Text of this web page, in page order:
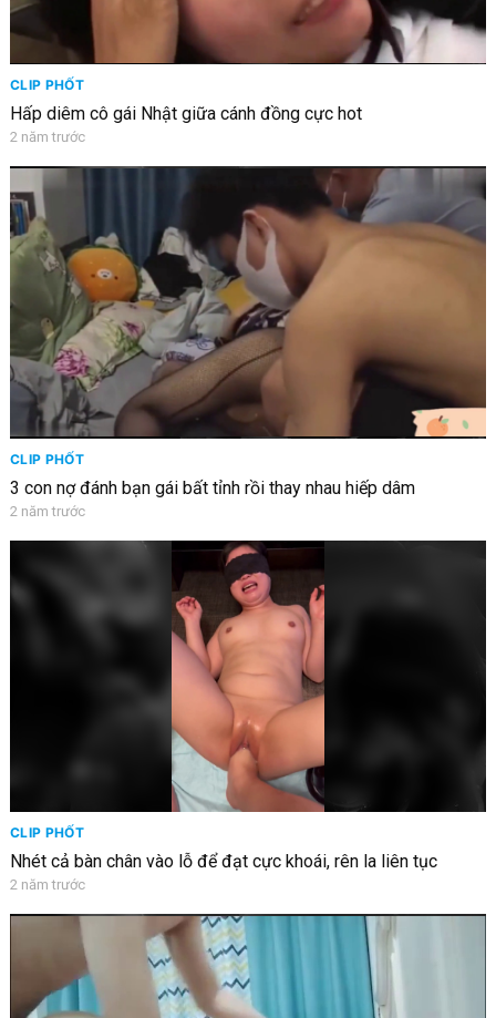
CLIP PHỐT
Hấp diêm cô gái Nhật giữa cánh đồng cực hot
2 năm trước
CLIP PHỐT
3 con nợ đánh bạn gái bất tỉnh rồi thay nhau hiếp dâm
2 năm trước
CLIP PHỐT
Nhét cả bàn chân vào lỗ để đạt cực khoái, rên la liên tục
2 năm trước